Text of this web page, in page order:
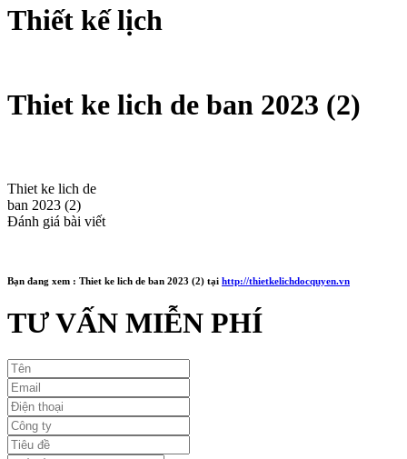
Thiết kế lịch
Thiet ke lich de ban 2023 (2)
Thiet ke lich de
ban 2023 (2)
Đánh giá bài viết
Bạn đang xem : Thiet ke lich de ban 2023 (2) tại http://thietkelichdocquyen.vn
TƯ VẤN MIỄN PHÍ